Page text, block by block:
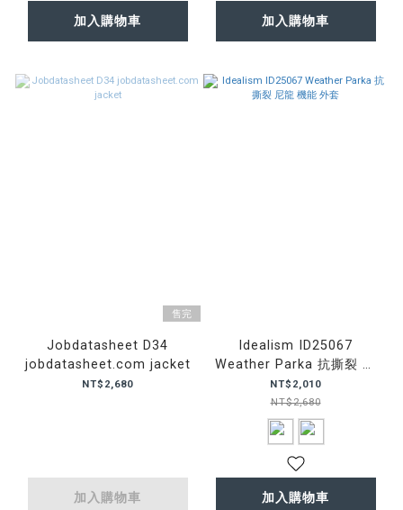
加入購物車 加入購物車
售完
Jobdatasheet D34
jobdatasheet.com jacket
NT$2,680
加入購物車
Idealism ID25067
Weather Parka 抗撕裂 尼
龍 機能 外套
NT$2,010
NT$2,680
加入購物車